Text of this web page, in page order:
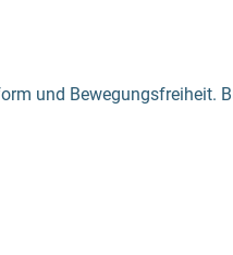
und Bewegungsfreiheit.